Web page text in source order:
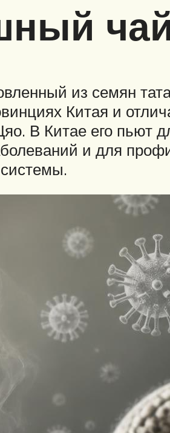
из семян
Китая и
В Китае его пьют
и для